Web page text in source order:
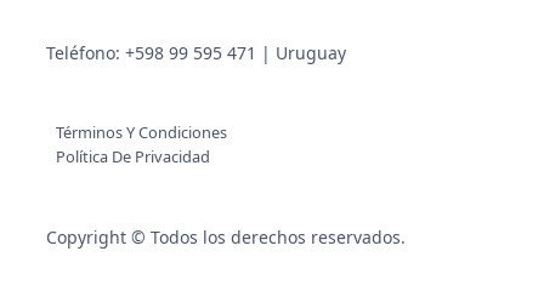
Teléfono: +598 99 595 471 | Uruguay
Términos Y Condiciones
Política De Privacidad
Copyright © Todos los derechos reservados.